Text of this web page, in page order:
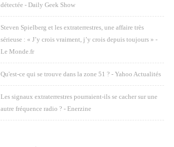
détectée - Daily Geek Show
Steven Spielberg et les extraterrestres, une affaire très
sérieuse : « J’y crois vraiment, j’y crois depuis toujours » -
Le Monde.fr
Qu'est-ce qui se trouve dans la zone 51 ? - Yahoo Actualités
Les signaux extraterrestres pourraient-ils se cacher sur une
autre fréquence radio ? - Enerzine